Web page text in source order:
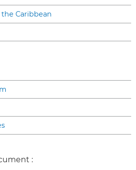
Caribbean
: